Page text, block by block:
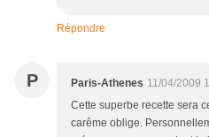
Répondre
P Paris-Athenes 11/04/2009
Cette superbe recette sera
carême oblige.